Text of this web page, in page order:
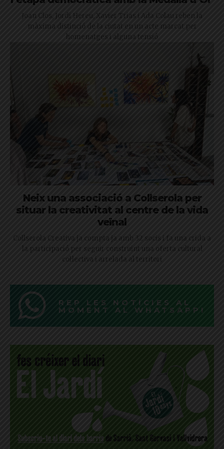
Joan Clos, Jordi Hereu, Xavier Trias i Ada Colau reben la
màxima distinció de la ciutat en un acte marcat per
homenatges i alguna tensió
Neix una associació a Collserola per
situar la creativitat al centre de la vida
veïnal
Collserola Creativa ja compta ja amb 32 socis i fa una crida a
la participació per seguir construint una oferta cultural
col·lectiva i arrelada al territori
REP LES NOTÍCIES AL
MOMENT AL WHATSAPP!